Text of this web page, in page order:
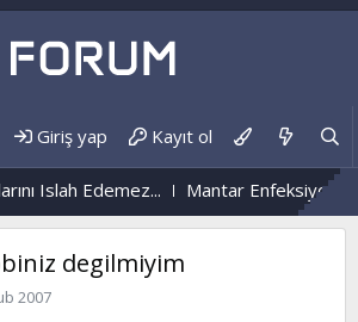
Giriş yap Kayıt ol
Edemez... Mantar Enfeksiyonu
degilmiyim
2007